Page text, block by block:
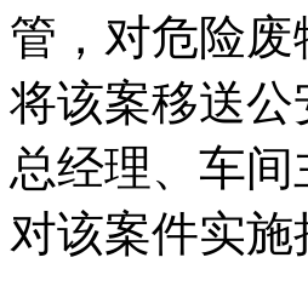
管，对危险
将该案移送
总经理、车
对该案件实施